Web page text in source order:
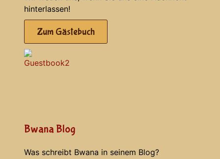
hinterlassen!
Zum Gästebuch
Bwana Blog
Was schreibt Bwana in seinem Blog?